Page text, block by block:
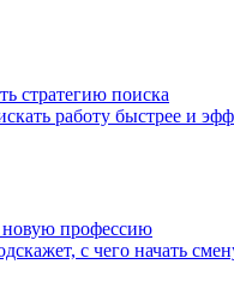
стратегию поиска
работу быстрее и
профессию
с чего начать